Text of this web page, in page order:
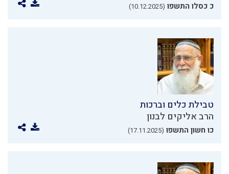
כ כסלו התשפו (10.12.2025)
טבילת כלים וברכות
הרב אליקים לבנון
כו חשון התשפו (17.11.2025)